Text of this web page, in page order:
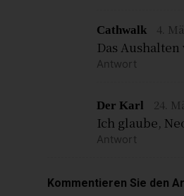
Cathwalk 4.
Das
Antwort
Der Karl 24.
Ich glaube,
Antwort
Kommentieren Sie den